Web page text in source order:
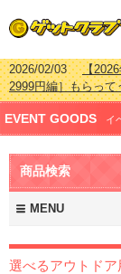
2026/02/03【
2999円編］もらっ
2026/07/15【
ング 更新しました！
2026/04/03【
2999円編］もらっ
2026/02/16
新しました！
EVENT GOODS イ
商品検索
MENU
選べるアウトドア